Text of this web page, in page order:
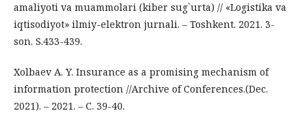
amaliyoti va muammolari (kiber sug`urta) // «Logistika va
iqtisodiyot» ilmiy-elektron jurnali. – Toshkent. 2021. 3-
son. S.433-439.
Xolbaev A. Y. Insurance as a promising mechanism of
information protection //Archive of Conferences.(Dec.
2021). – 2021. – С. 39-40.